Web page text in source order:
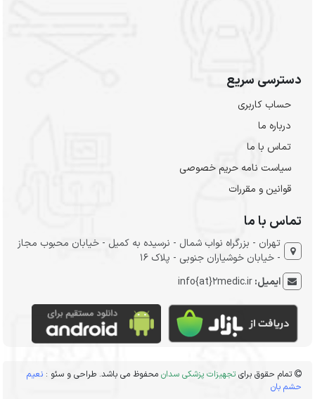
دسترسی سریع
حساب کاربری
درباره ما
تماس با ما
سیاست نامه حریم خصوصی
قوانین و مقررات
تماس با ما
تهران - بزرگراه نواب شمال - نرسیده به کمیل - خیابان محبوب مجاز
- خیابان خوشیاران جنوبی - پلاک 16
ایمیل:info{at}2medic.ir
تمام حقوق برایتجهیزات پزشکی سدان محفوظ می باشد. طراحی و سئو :نعیم
حشم بان